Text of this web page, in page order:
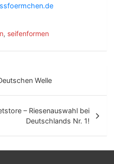
, seifenformen
Welle
– Riesenauswahl bei
Deutschlands Nr. 1!